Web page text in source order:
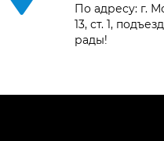
По адресу: г.
13, ст. 1,
рады!